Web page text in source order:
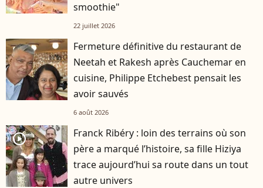
smoothie"
22 juillet 2026
Fermeture définitive du restaurant de
Neetah et Rakesh après Cauchemar en
cuisine, Philippe Etchebest pensait les
avoir sauvés
6 août 2026
player2
Franck Ribéry : loin des terrains où son
père a marqué l’histoire, sa fille Hiziya
trace aujourd’hui sa route dans un tout
autre univers